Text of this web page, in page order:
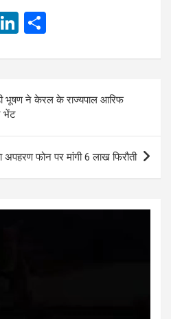
Li
ke
dI
n
ar
भूषण ने केरल के राज्यपाल आरिफ
भेंट
अपहरण फोन पर मांगी 6 लाख फिरौती